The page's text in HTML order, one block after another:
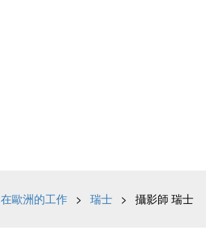
在歐洲的工作 > 瑞士 > 攝影師 瑞士